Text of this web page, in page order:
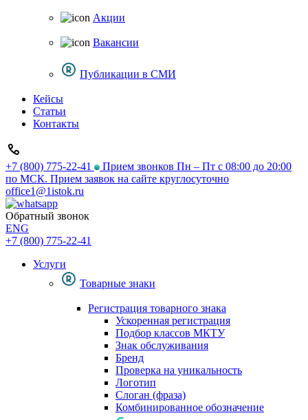
Акции
Вакансии
Публикации в СМИ
Кейсы
Статьи
Контакты
+7 (800) 775-22-41
Прием звонков Пн – Пт с 08:00 до 20:00
по МСК. Прием заявок на сайте круглосуточно
office1@1istok.ru
Обратный звонок
ENG
+7 (800) 775-22-41
Услуги
Товарные знаки
Регистрация товарного знака
Ускоренная регистрация
Подбор классов МКТУ
Знак обслуживания
Бренд
Проверка на уникальность
Логотип
Слоган (фраза)
Комбинированное обозначение